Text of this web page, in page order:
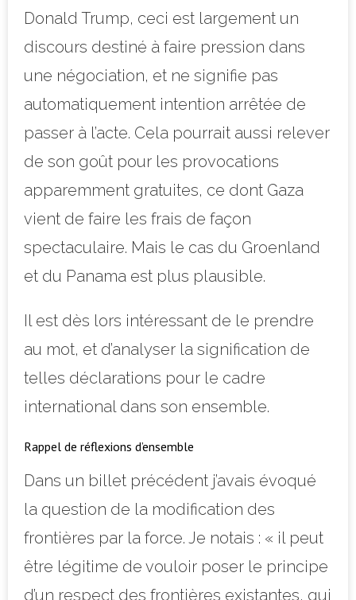
Donald Trump, ceci est largement un
discours destiné à faire pression dans
une négociation, et ne signifie pas
automatiquement intention arrêtée de
passer à l’acte. Cela pourrait aussi relever
de son goût pour les provocations
apparemment gratuites, ce dont Gaza
vient de faire les frais de façon
spectaculaire. Mais le cas du Groenland
et du Panama est plus plausible.
Il est dès lors intéressant de le prendre
au mot, et d’analyser la signification de
telles déclarations pour le cadre
international dans son ensemble.
Rappel de réflexions d’ensemble
Dans un billet précédent j’avais évoqué
la question de la modification des
frontières par la force. Je notais : « il peut
être légitime de vouloir poser le principe
d’un respect des frontières existantes, qui